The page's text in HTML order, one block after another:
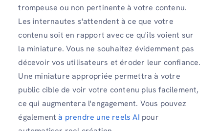
trompeuse ou non pertinente à votre contenu.
Les internautes s'attendent à ce que votre
contenu soit en rapport avec ce qu'ils voient sur
la miniature. Vous ne souhaitez évidemment pas
décevoir vos utilisateurs et éroder leur confiance.
Une miniature appropriée permettra à votre
public cible de voir votre contenu plus facilement,
ce qui augmentera l'engagement. Vous pouvez
égalementà prendre une reels AI pour